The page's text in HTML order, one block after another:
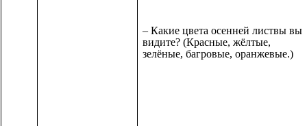
– Какие цвета осенней листвы вы
видите? (Красные, жёлтые,
зелёные, багровые, оранжевые.)